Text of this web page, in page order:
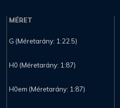
MÉRET
G (Méretarány: 1:22.5)
H0 (Méretarány: 1:87)
H0em (Méretarány: 1:87)